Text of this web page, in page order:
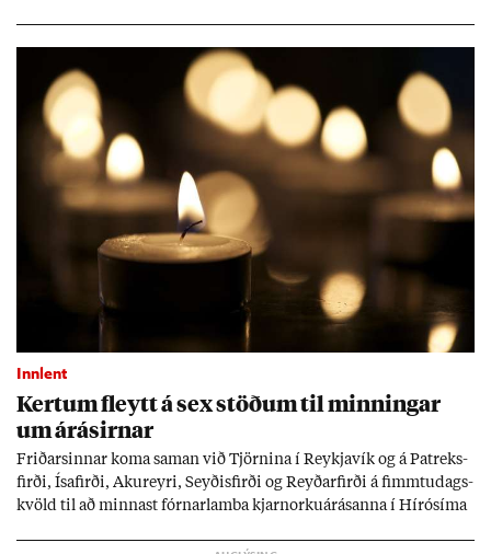
Innlent
Kert­um fleytt á sex stöð­um til minn­ing­ar
um árás­irn­ar
Frið­arsinn­ar koma sam­an við Tjörn­ina í Reykja­vík og á Pat­reks­
firði, Ísa­firði, Ak­ur­eyri, Seyð­is­firði og Reyð­ar­firði á fimmtu­dags­
kvöld til að minn­ast fórn­ar­lamba kjarn­orku­árás­anna í Hírósíma